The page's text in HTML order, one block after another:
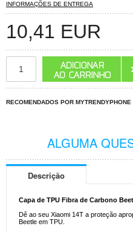
INFORMAÇÕES DE ENTREGA
10,41 EUR
RECOMENDADOS POR MYTRENDYPHONE
ALGUMA
Descrição
Capa de TPU Fibra de Carbono
Dê ao seu Xiaomi 14T a proteção
Beetle em TPU.